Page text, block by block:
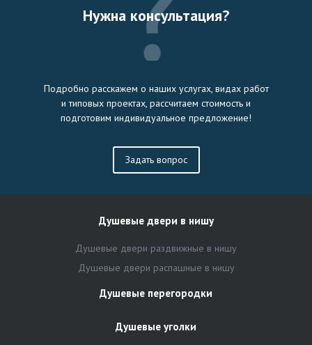
Нужна консультация?
Подробно расскажем о наших услугах, видах работ
и типовых проектах, рассчитаем стоимость и
подготовим индивидуальное предложение!
Задать вопрос
Душевые двери в нишу
Душевые двери раздвижные в нишу
Душевые двери распашные в нишу
Душевые перегородки
Душевые уголки